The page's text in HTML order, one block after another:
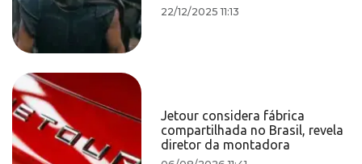
22/12/2025 11:13
Jetour considera fábrica
compartilhada no Brasil, revela
diretor da montadora